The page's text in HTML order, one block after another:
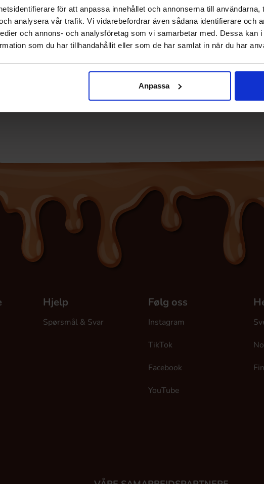
för att anpassa innehållet och annonserna till användarna,
analysera vår trafik. Vi vidarebefordrar även sådana identifierare och
och annons- och analysföretag som vi samarbetar med. Dessa kan
som du har tillhandahållit eller som de har samlat in när du har
Anpassa
150g
Hjelp
Spørsmål & Svar
Følg oss
Instagram
TikTok
Facebook
YouTube